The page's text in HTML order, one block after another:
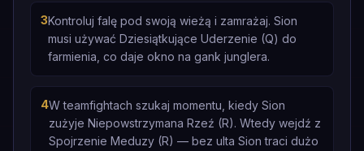
3Kontroluj falę pod swoją wieżą i zamrażaj. Sion
musi używać Dziesiątkujące Uderzenie (Q) do
farmienia, co daje okno na gank junglera.
4W teamfightach szukaj momentu, kiedy Sion
zużyje Niepowstrzymana Rzeź (R). Wtedy wejdź z
Spojrzenie Meduzy (R) — bez ulta Sion traci dużo